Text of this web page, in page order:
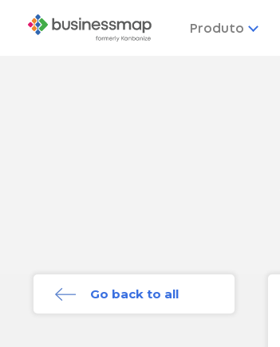
Produto
Go back to all